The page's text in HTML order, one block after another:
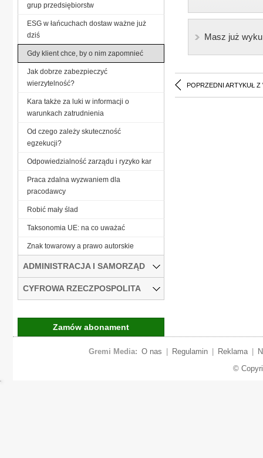
Masz już
POPRZEDNI ARTYKUŁ Z
grup przedsiębiorstw
ESG w łańcuchach dostaw ważne już
dziś
Gdy klient chce, by o nim zapomnieć
Jak dobrze zabezpieczyć
wierzytelność?
Kara także za luki w informacji o
warunkach zatrudnienia
Od czego zależy skuteczność
egzekucji?
Odpowiedzialność zarządu i ryzyko kar
Praca zdalna wyzwaniem dla
pracodawcy
Robić mały ślad
Taksonomia UE: na co uważać
Znak towarowy a prawo autorskie
ADMINISTRACJA I SAMORZĄD
CYFROWA RZECZPOSPOLITA
Zamów abonament
Gremi Media: O nas Regulamin Reklama
©